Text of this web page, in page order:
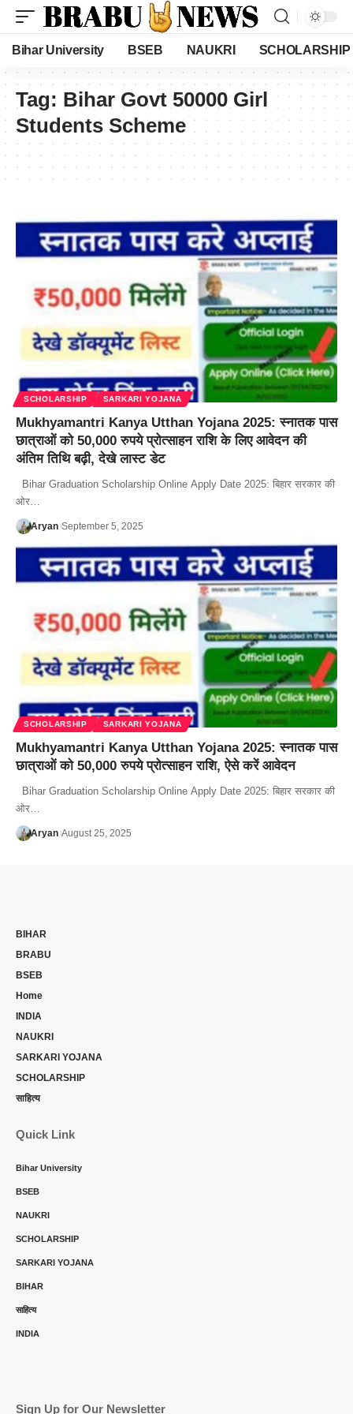
Bihar University BSEB NAUKRI SCHOLARSHIP
Tag: Bihar Govt 50000 Girl
Students Scheme
SCHOLARSHIP SARKARI YOJANA
Mukhyamantri Kanya Utthan Yojana 2025: स्नातक पास
छात्राओं को 50,000 रुपये प्रोत्साहन राशि के लिए आवेदन की
अंतिम तिथि बढ़ी, देखे लास्ट डेट
Bihar Graduation Scholarship Online Apply Date 2025: बिहार सरकार की
ओर…
Aryan September 5, 2025
SCHOLARSHIP SARKARI YOJANA
Mukhyamantri Kanya Utthan Yojana 2025: स्नातक पास
छात्राओं को 50,000 रुपये प्रोत्साहन राशि, ऐसे करें आवेदन
Bihar Graduation Scholarship Online Apply Date 2025: बिहार सरकार की
ओर…
Aryan August 25, 2025
BIHAR
BRABU
BSEB
Home
INDIA
NAUKRI
SARKARI YOJANA
SCHOLARSHIP
साहित्य
Quick Link
Bihar University
BSEB
NAUKRI
SCHOLARSHIP
SARKARI YOJANA
BIHAR
साहित्य
INDIA
Sign Up for Our Newsletter